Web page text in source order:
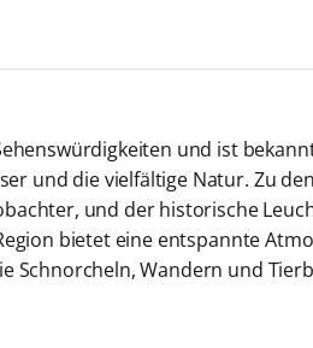
und ist
und die vielfältige Natur. Zu
und der historische
bietet eine entspannte
Schnorcheln, Wandern und